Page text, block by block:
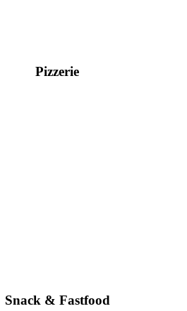
Pizzerie
Snack & Fastfood